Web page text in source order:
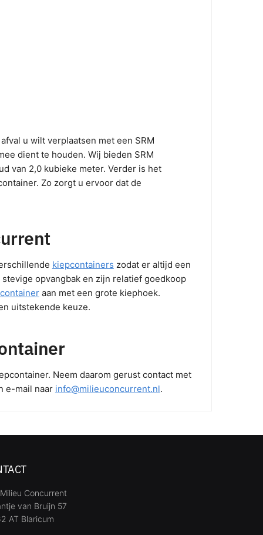
u wilt verplaatsen met een SRM
dient te houden. Wij bieden SRM
van 2,0 kubieke meter. Verder is het
Zo zorgt u ervoor dat de
kiepcontainers zodat er altijd een
stevige opvangbak en zijn relatief goedkoop
aan met een grote kiephoek.
uitstekende keuze.
Neem daarom gerust contact met
e-mail naar info@milieuconcurrent.nl.
Concurrent
van Bruijn 57
AT Blaricum